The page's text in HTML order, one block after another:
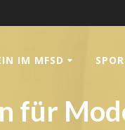
IM MFSD
für